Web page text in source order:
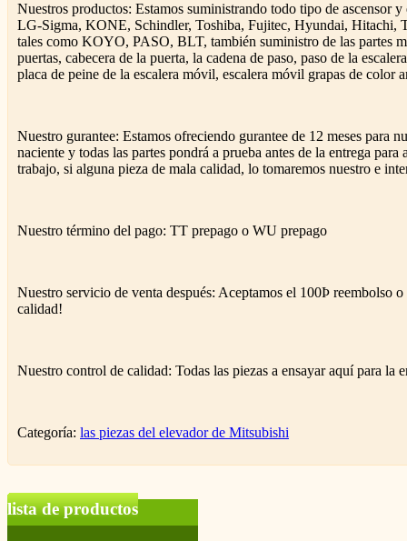
Nuestros productos: Estamos suministrando todo tipo de ascensor
LG-Sigma, KONE, Schindler, Toshiba, Fujitec, Hyundai, Hitachi,
tales como KOYO, PASO, BLT, también suministro de las partes
puertas, cabecera de la puerta, la cadena de paso, paso de la
placa de peine de la escalera móvil, escalera móvil grapas de color
Nuestro gurantee: Estamos ofreciendo gurantee de 12 meses para
naciente y todas las partes pondrá a prueba antes de la entrega para
trabajo, si alguna pieza de mala calidad, lo tomaremos nuestro e
Nuestro término del pago: TT prepago o WU prepago
Nuestro servicio de venta después: Aceptamos el 100Þ reembolso
calidad!
Nuestro control de calidad: Todas las piezas a ensayar aquí para la
Categoría: las piezas del elevador de Mitsubishi
lista de productos